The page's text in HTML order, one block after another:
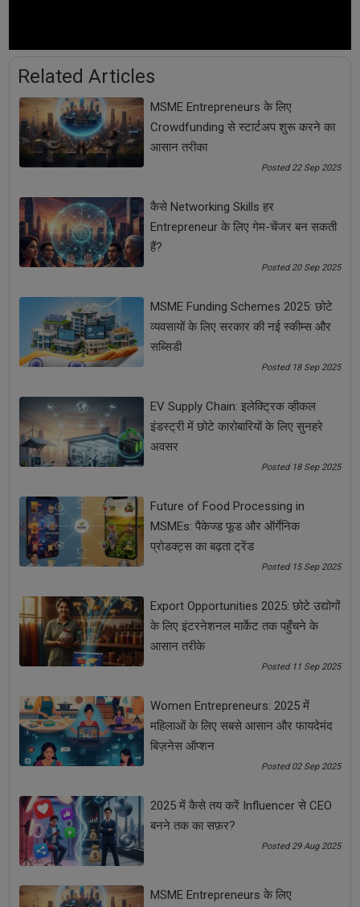
Business News in Hindi Business Tips
Digital marketing Digital Marketing Tips
Effective Marketing Tips marketing
Marketing tips Small Business
Startup Tips डिजिटल मार्केटिंग
बिजनेस आइडियाज | Business Ideas बिजनेस टिप्स
सोशल मीडिया स्टार्टअप टिप्स
COMMENTS See all
OTHER ARTICLES
शुरू करने का आसान तरीका
Related Articles
MSME Entrepreneurs के लिए
Crowdfunding से स्टार्टअप शुरू करने का
आसान तरीका
Posted 22 Sep 2025
कैसे Networking Skills हर
Entrepreneur के लिए गेम-चेंजर बन सकती
हैं?
Posted 20 Sep 2025
MSME Funding Schemes 2025: छोटे
व्यवसायों के लिए सरकार की नई स्कीम्स और
सब्सिडी
Posted 18 Sep 2025
EV Supply Chain: इलेक्ट्रिक व्हीकल
इंडस्ट्री में छोटे कारोबारियों के लिए सुनहरे
अवसर
Posted 18 Sep 2025
Future of Food Processing in
MSMEs: पैकेज्ड फूड और ऑर्गेनिक
प्रोडक्ट्स का बढ़ता ट्रेंड
Posted 15 Sep 2025
Export Opportunities 2025: छोटे उद्योगों
के लिए इंटरनेशनल मार्केट तक पहुँचने के
आसान तरीके
Posted 11 Sep 2025
Women Entrepreneurs: 2025 में
महिलाओं के लिए सबसे आसान और फायदेमंद
बिज़नेस ऑप्शन
Posted 02 Sep 2025
2025 में कैसे तय करें Influencer से CEO
बनने तक का सफ़र?
Posted 29 Aug 2025
MSME Entrepreneurs के लिए